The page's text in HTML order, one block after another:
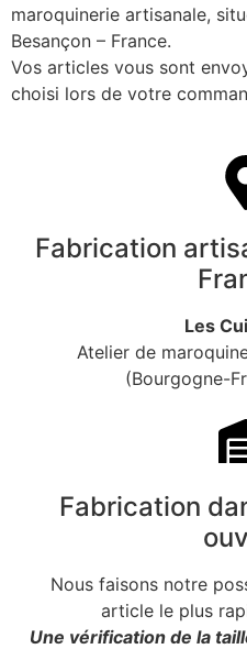
maroquinerie artisanale,
Besançon – France.
Vos articles vous sont
choisi lors de votre
Fabrication
Les
Atelier de
(Bourgogne-
Fabrication
Nous faisons notre
article le plus
Une vérification de la